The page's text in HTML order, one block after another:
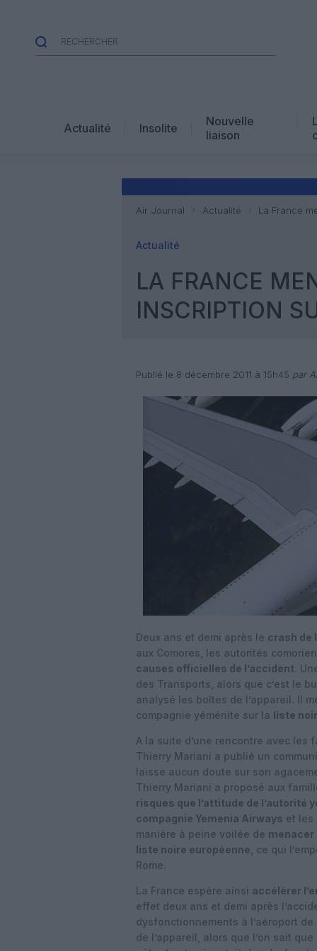
Actualité Insolite
Nouvelle
liaison
Air Journal Actualité La France
Actualité
LA FRANCE
INSCRIPTION
Publié le 8 décembre 2011 à 15h45 par
Deux ans et demi après le crash de
aux Comores, les autorités
causes officielles de l’accident.
des Transports, alors que c’est le
analysé les boîtes de l’appareil. Il
compagnie yéménite sur la liste
A la suite d’une rencontre avec les
Thierry Mariani a publié un
laisse aucun doute sur son
Thierry Mariani a proposé aux
risques que l’attitude de l’autorité
compagnie Yemenia Airways et les
manière à peine voilée de menacer
liste noire européenne , ce qui
Rome.
La France espère ainsi accélérer
effet deux ans et demi après
dysfonctionnements à l’aéroport
de l’appareil, alors que l’on sait que